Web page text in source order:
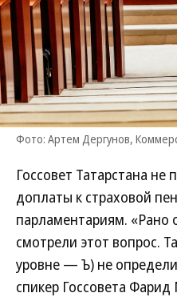
Фото: Артем Дергунов,
Госсовет Татарстана не
доплаты к страховой
парламентариям. «Рано
смотрели этот вопрос.
уровне — Ъ) не
спикер Госсовета